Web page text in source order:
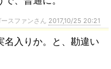
スファンさん 2017,10/25 20:21
名入りか。と、勘違い